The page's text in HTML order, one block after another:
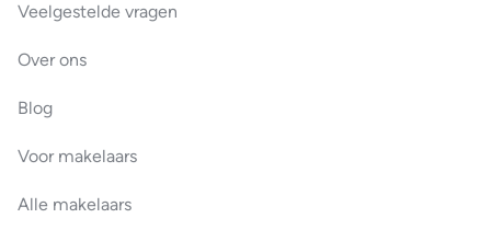
Veelgestelde vragen
Over ons
Blog
Voor makelaars
Alle makelaars